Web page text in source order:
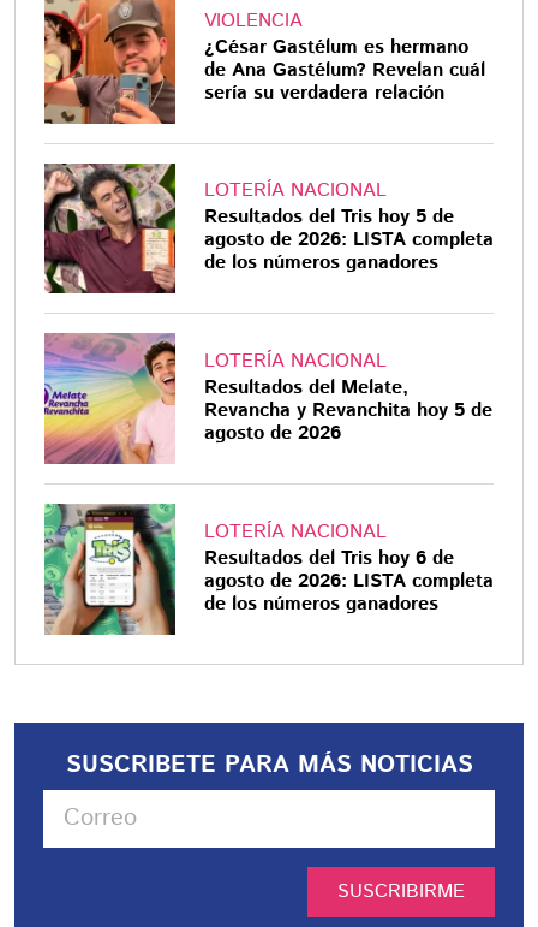
VIOLENCIA
¿César Gastélum es hermano
de Ana Gastélum? Revelan cuál
sería su verdadera relación
LOTERÍA NACIONAL
Resultados del Tris hoy 5 de
agosto de 2026: LISTA completa
de los números ganadores
LOTERÍA NACIONAL
Resultados del Melate,
Revancha y Revanchita hoy 5 de
agosto de 2026
LOTERÍA NACIONAL
Resultados del Tris hoy 6 de
agosto de 2026: LISTA completa
de los números ganadores
SUSCRIBETE PARA MÁS NOTICIAS
SUSCRIBIRME